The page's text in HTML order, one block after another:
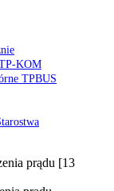
KOM
TPBUS
prądu [13